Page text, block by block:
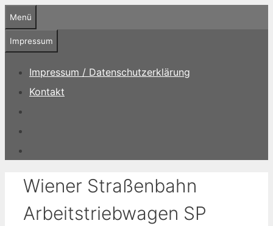
Zum
Inhalt
springen
Menü
Impressum
Impressum / Datenschutzerklärung
Kontakt
Wiener Straßenbahn
Arbeitstriebwagen SP